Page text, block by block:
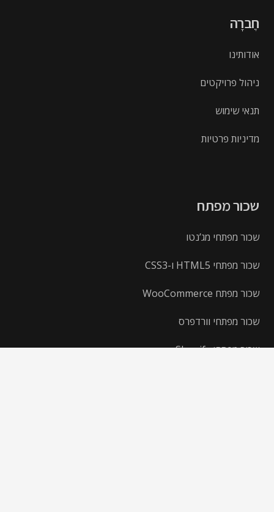
חֶברָה
אודותינו
ניהול פרויקטים
תנאי שימוש
מדיניות פרטיות
שכור מפתח
שכור מפתחי מג’נטו
שכור מפתחי HTML5 ו-CSS3
שכור מפתח WooCommerce
שכור מפתחי וורדפרס
שכור מפתחי Shopify